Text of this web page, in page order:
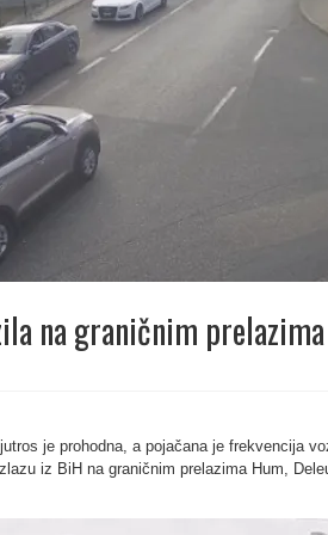
na graničnim prelazima
je prohodna, a pojačana je frekvencija
iz BiH na graničnim prelazima Hum,